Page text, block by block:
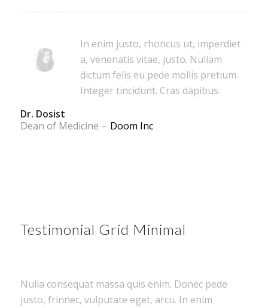
In enim justo, rhoncus ut, imperdiet
a, venenatis vitae, justo. Nullam
dictum felis eu pede mollis pretium.
Integer tincidunt. Cras dapibus.
Dr. Dosist
Dean of Medicine – Doom Inc
Testimonial Grid Minimal
Nulla consequat massa quis enim. Donec pede
justo, frinnec, vulputate eget, arcu. In enim